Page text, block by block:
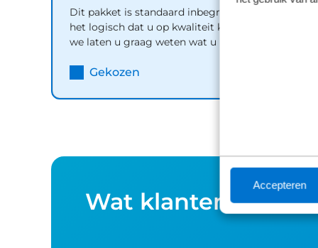
Accepteren
Dit pakket is standaard inbegrepen. We vinden
het logisch dat u op kwaliteit kunt rekenen en
we laten u graag weten wat u kunt verwachten.
Gekozen
Wat klanten over